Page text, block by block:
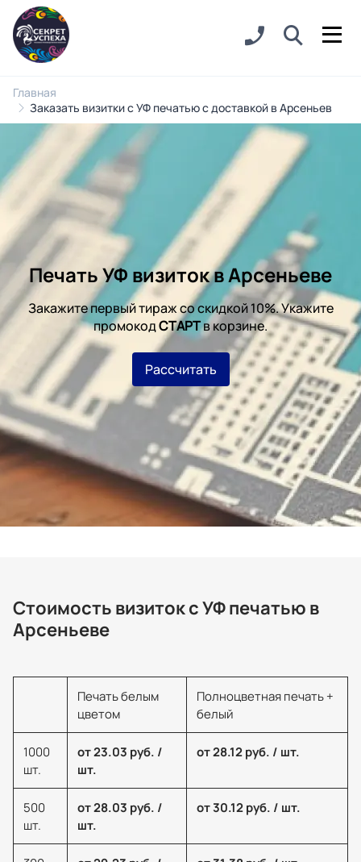
Главная
Заказать визитки с УФ печатью с доставкой в Арсеньев
Печать УФ визиток в Арсеньеве
Закажите первый тираж со скидкой 10%. Укажите
промокодСТАРТв корзине.
Рассчитать
Стоимость визиток с УФ печатью в
Арсеньеве
Печать белым
цветом
Полноцветная печать +
белый
1000
шт.
от 23.03 руб. /
шт.
от 28.12 руб. / шт.
500
шт.
от 28.03 руб. /
шт.
от 30.12 руб. / шт.